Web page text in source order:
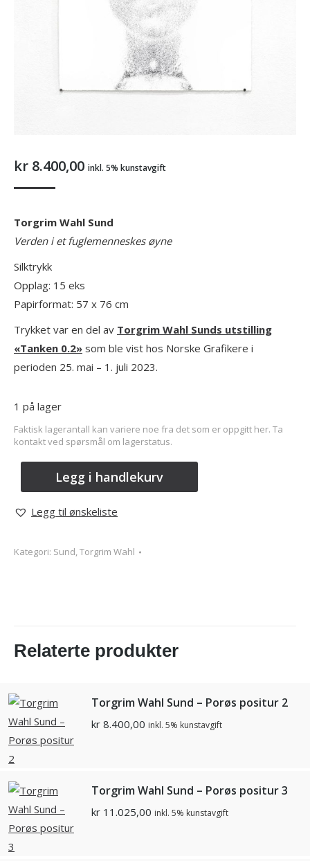
kr 8.400,00 inkl. 5% kunstavgift
Torgrim Wahl Sund
Verden i et fuglemenneskes øyne
Silktrykk
Opplag: 15 eks
Papirformat: 57 x 76 cm
Trykket var en del av Torgrim Wahl Sunds utstilling
«Tanken 0.2» som ble vist hos Norske Grafikere i
perioden 25. mai – 1. juli 2023.
1 på lager
Faktisk lagerantall kan variere noe fra det som er oppgitt her. Ta
kontakt ved spørsmål om lagerstatus.
Legg i handlekurv
Legg til ønskeliste
Kategori: Sund, Torgrim Wahl
Relaterte produkter
Torgrim Wahl Sund – Porøs positur 2
kr 8.400,00 inkl. 5% kunstavgift
Torgrim Wahl Sund – Porøs positur 3
kr 11.025,00 inkl. 5% kunstavgift